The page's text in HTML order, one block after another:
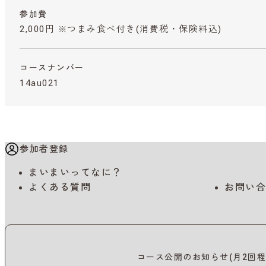
参加費
2,000円 ※つまみ食べ付き (消費税・保険料込)
コースナンバー
14au021
参加者登録
まいまいってなに？
よくある質問
お問い
コース公開のお知らせ(月2回